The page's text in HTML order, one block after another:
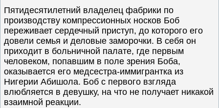
Пятидесятилетний владелец фабрики по
производству компрессионных носков Боб
переживает сердечный приступ, до которого его
довели семья и деловые заморочки. В себя он
приходит в больничной палате, где первым
человеком, попавшим в поле зрения Боба,
оказывается его медсестра-иммигрантка из
Нигерии Абишола. Боб с первого взгляда
влюбляется в девушку, на что не получает никакой
взаимной реакции.